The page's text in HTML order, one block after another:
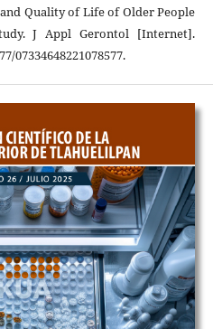
Quality of Life of Older People
J Appl Gerontol [Internet].
07334648221078577.